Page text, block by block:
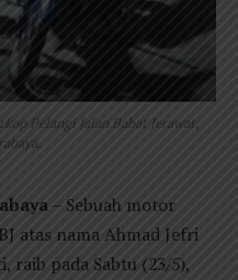
Pelangi Jalan Babat Jerawat,
– Sebuah motor
atas nama Ahmad Jefri
raib pada Sabtu (23/5),